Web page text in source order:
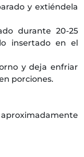
y extiéndela
durante 20-25
insertado en el
y deja enfriar
porciones.